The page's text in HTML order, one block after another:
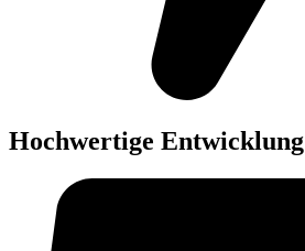
Hochwertige Entwicklung